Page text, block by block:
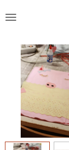
hoofdinhoud